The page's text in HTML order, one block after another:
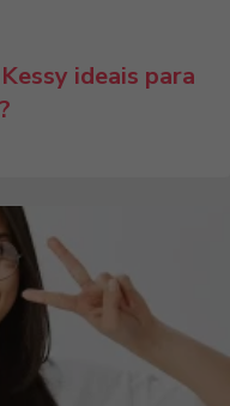
ideais para